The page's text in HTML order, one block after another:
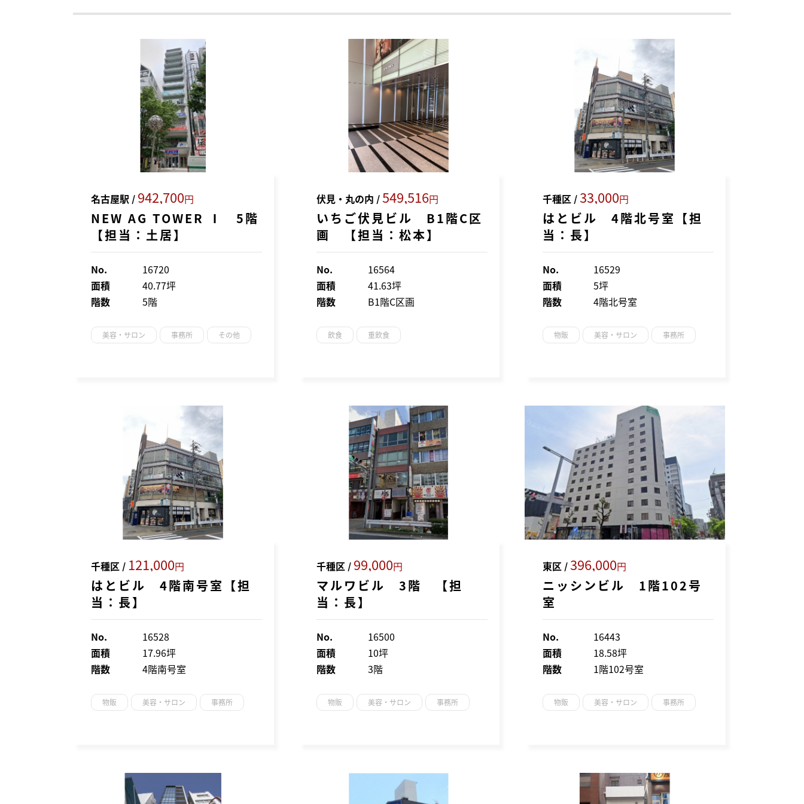
名古屋駅 / 942,700円
NEW AG TOWER Ⅰ 5階
【担当：土居】
No.
16720
面積
40.77坪
階数
5階
美容・サロン 事務所 その他
伏見・丸の内 /549,516円
いちご伏見ビル B1階C区
画 【担当：松本】
No.
16564
面積
41.63坪
階数
B1階C区画
飲食 重飲食
千種区 /33,000円
はとビル 4階北号室【担
当：長】
No.
16529
面積
5坪
階数
4階北号室
物販 美容・サロン 事務所
千種区 / 121,000円
はとビル 4階南号室【担
当：長】
No.
16528
面積
17.96坪
階数
4階南号室
物販 美容・サロン 事務所
千種区 / 99,000円
マルワビル 3階 【担
当：長】
No.
16500
面積
10坪
階数
3階
物販 美容・サロン 事務所
東区 /396,000円
ニッシンビル 1階102号
室
No.
16443
面積
18.58坪
階数
1階102号室
物販 美容・サロン 事務所